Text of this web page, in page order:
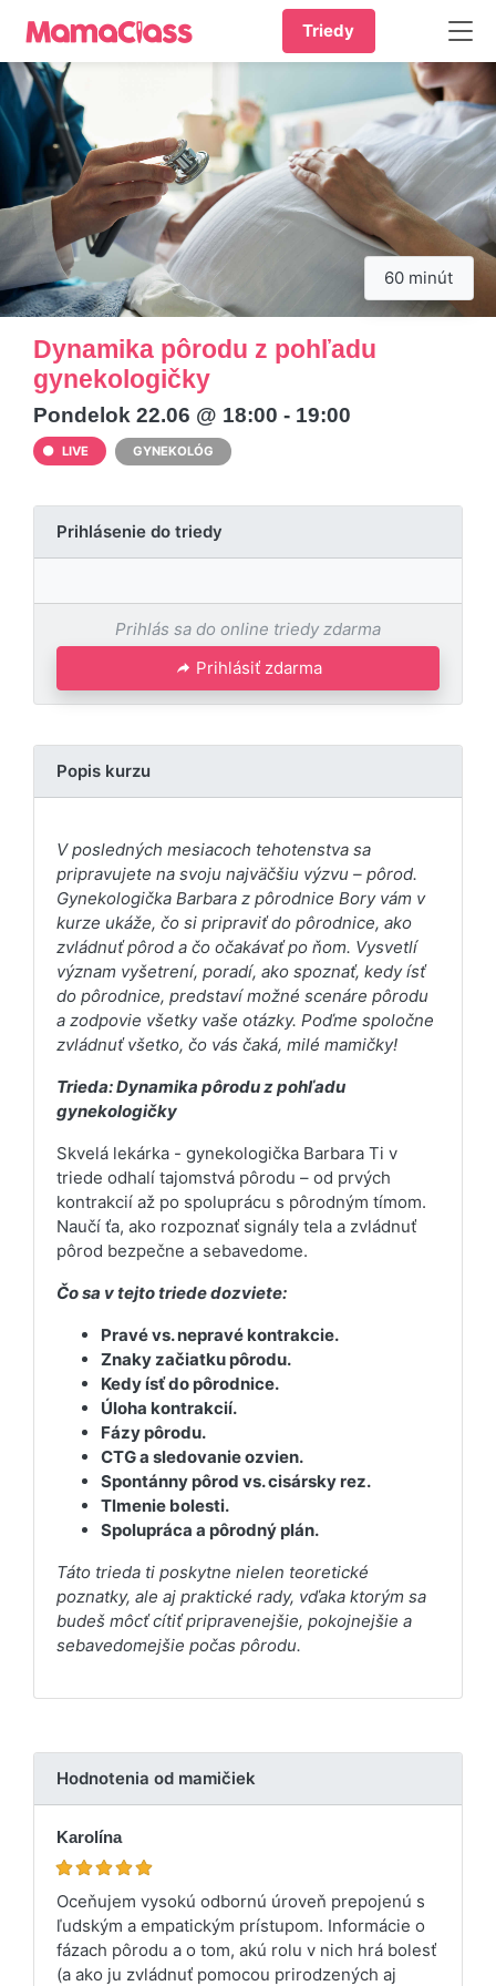
Triedy
60 minút
Dynamika pôrodu z pohľadu
gynekologičky
Pondelok 22.06 @ 18:00 - 19:00
LIVE GYNEKOLÓG
Prihlásenie do triedy
Prihlás sa do online triedy zdarma
Prihlásiť zdarma
Popis kurzu
V posledných mesiacoch tehotenstva sa
pripravujete na svoju najväčšiu výzvu – pôrod.
Gynekologička Barbara z pôrodnice Bory vám v
kurze ukáže, čo si pripraviť do pôrodnice, ako
zvládnuť pôrod a čo očakávať po ňom. Vysvetlí
význam vyšetrení, poradí, ako spoznať, kedy ísť
do pôrodnice, predstaví možné scenáre pôrodu
a zodpovie všetky vaše otázky. Poďme spoločne
zvládnuť všetko, čo vás čaká, milé mamičky!
Trieda: Dynamika pôrodu z pohľadu
gynekologičky
Skvelá lekárka - gynekologička Barbara Ti v
triede odhalí tajomstvá pôrodu – od prvých
kontrakcií až po spoluprácu s pôrodným tímom.
Naučí ťa, ako rozpoznať signály tela a zvládnuť
pôrod bezpečne a sebavedome.
Čo sa v tejto triede dozviete:
Pravé vs. nepravé kontrakcie.
Znaky začiatku pôrodu.
Kedy ísť do pôrodnice.
Úloha kontrakcií.
Fázy pôrodu.
CTG a sledovanie ozvien.
Spontánny pôrod vs. cisársky rez.
Tlmenie bolesti.
Spolupráca a pôrodný plán.
Táto trieda ti poskytne nielen teoretické
poznatky, ale aj praktické rady, vďaka ktorým sa
budeš môcť cítiť pripravenejšie, pokojnejšie a
sebavedomejšie počas pôrodu.
Hodnotenia od mamičiek
Karolína
Oceňujem vysokú odbornú úroveň prepojenú s
ľudským a empatickým prístupom. Informácie o
fázach pôrodu a o tom, akú rolu v nich hrá bolesť
(a ako ju zvládnuť pomocou prirodzených aj